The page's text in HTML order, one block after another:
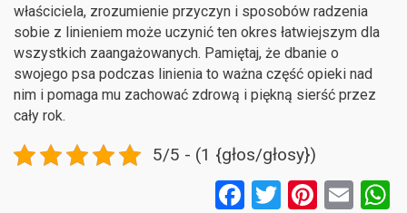
właściciela, zrozumienie przyczyn i sposobów radzenia
sobie z linieniem może uczynić ten okres łatwiejszym dla
wszystkich zaangażowanych. Pamiętaj, że dbanie o
swojego psa podczas linienia to ważna część opieki nad
nim i pomaga mu zachować zdrową i piękną sierść przez
cały rok.
5/5 - (1 {głos/głosy})
F T Pi E